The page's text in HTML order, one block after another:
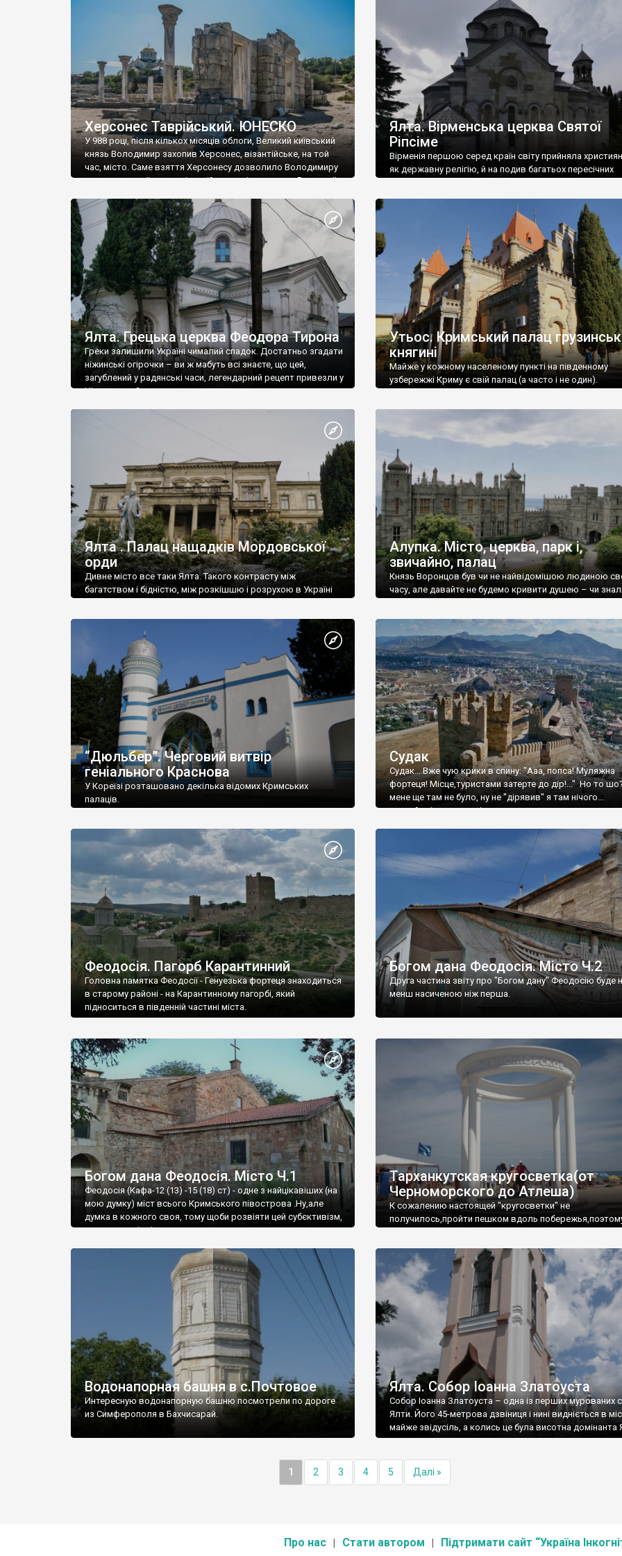
візантійської доби. Раритети викрадені з фондів об’єкту
культурної спадщини ЮНЕСКО «Херсонеса Таврійського».
Офіційно – на виставку «Золото Візантії», але експерти та
влада в Україні вважають це лише […]
називаються «повстяками» (postaki)…” “Вино. Крим
виробляє відмінне вино і його вдосталь: воно все
легке біле і дуже […]
Херсонес Таврійський. ЮНЕСКО
У 988 році, після кількох місяців облоги, Великий київський
князь Володимир захопив Херсонес, візантійське, на той
час, місто. Саме взяття Херсонесу дозволило Володимиру
диктувати свої умови візантійському імператору Василю ІІ,
Херсонесі Володимир-язичник, став Василем-
християнином. А потім було Хрещення Русі. На честь
Херсонесу Таврійського названо місто […]
Ялта. Вірменська церква Святої
Ріпсіме
Вірменія першою серед країн світу прийняла
як державну релігію, й на подив багатьох пересічних
Ялта. Грецька церква Феодора Тирона
Греки залишили Україні чималий спадок. Достатньо згадати
ніжинські огірочки – ви ж мабуть всі знаєте, що цей,
загублений у радянські часи, легендарний рецепт привезли у
Ніжин греки?
Утьос. Кримський палац
княгині
Майже у кожному населеному пункті на південному
узбережжі Криму є свій палац (а часто і не один).
Ялта . Палац нащадків Мордовської
орди
Дивне місто все таки Ялта. Такого контрасту між
багатством і бідністю, між розкішшю і розрухою в Україні
Алупка. Місто, церква, парк і,
звичайно, палац
Князь Воронцов був чи не найвідомішою людиною
часу, але давайте не будемо кривити душею – чи
“Дюльбер”. Черговий витвір
геніального Краснова
У Кореїзі розташовано декілька відомих Кримських
палаців.
Судак
Судак... Вже чую крики в спину: "Ааа, попса! Муляжна
фортеця! Місце,туристами затерте до дір!..." Но то
мене ще там не було, ну не "дірявив" я там нічого...
принаймні до цього літа.
Феодосія. Пагорб Карантинний
Головна памятка Феодосії - Генуезька фортеця знаходиться
в старому районі - на Карантинному пагорбі, який
підноситься в південній частині міста.
Богом дана Феодосія. Місто Ч.2
Друга частина звіту про "Богом дану" Феодосію буде
менш насиченою ніж перша.
Богом дана Феодосія. Місто Ч.1
Феодосія (Кафа-12 (13) -15 (18) ст) - одне з найцікавіших (на
мою думку) міст всього Кримського півострова .Ну,але
думка в кожного своя, тому щоби розвіяти цей субєктивізм,
запрошую відвідати це
Тарханкутская кругосветка(от
Черноморского до Атлеша)
К сожалению настоящей "кругосветки" не
получилось,пройти пешком вдоль
Водонапорная башня в с.Почтовое
Интересную водонапорную башню посмотрели по дороге
из Симферополя в Бахчисарай.
Ялта. Собор Іоанна Златоуста
Собор Іоанна Златоуста – одна із перших мурованих
Ялти. Його 45-метрова дзвіниця і нині видніється в
майже звідусіль, а колись це була висотна домінанта
1 2 3 4 5 Далі »
Про нас Стати автором Підтримати сайт “Україна